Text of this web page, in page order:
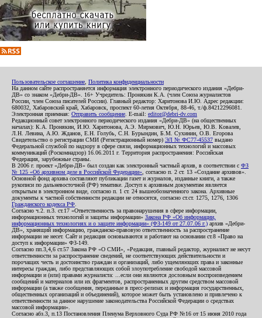
Пользовательское соглашение Политика конфиденциальности
На данном сайте распространяется информация электронного периодического издания «Дебри-
ДВ» со знаком «Дебри-ДВ». 16+ Учредитель: Пронякин К.А. (член Союза журналистов
России, член Союза писателей России). Главный редактор: Харитонова И.Ю. Адрес редакции:
680032, Хабаровский край, Хабаровск, проспект 60-летия Октября, 88-46, т./ф.84212296081.
Электронная приемная: Отправить сообщение . E-mail: editor@debri-dv.com
Редакционный совет электронного периодического издания «Дебри-ДВ» (на общественных
началах): К.А. Пронякин, И.Ю. Харитонова, А.Э. Мирмович, Ю.Н. Юрьев, Ю.В. Ковалев,
Л.Н. Левина, А.Ю. Жданов, Е.Н. Голубь, С.Н. Бурындин, Б.М. Сухинин, О.В. Егорова
Свидетельство о регистрации СМИ (Регистрационный номер) ЭЛ № ФС77-45537 выдано
Федеральной службой по надзору в сфере связи, информационных технологий и массовых
коммуникаций (Роскомнадзор) 16.06.2011 г. Территория распространения: Российская
Федерация, зарубежные страны.
В 2006 г. проект «Дебри-ДВ» был создан как электронный частный архив, в соответствии с ФЗ
№ 125 «Об архивном деле в Российской Федерации» , согласно п. 2 ст. 13 «Создание архивов».
Основной фонд архива составляют публикации газет и журналов, изданные книги, а также
рукописи по дальневосточной (РФ) тематике. Доступ к архивным документам является
открытым в электронном виде, согласно п. 1 ст. 24 вышеобозначенного закона. Архивные
документы к частной собственности редакции не относятся, согласно ст.ст. 1275, 1276, 1306
Гражданского кодекса РФ
Согласно ч.2. п.3. ст.17 «Ответственность за правонарушения в сфере информации,
информационных технологий и защиты информации» Закона РФ «Об информации,
информационных технологиях и о защите информации» (ФЗ-149 от 27.07.06 г.) архив «Дебри-
ДВ», хранящий информацию, гражданско-правовую ответственность за распространение
информации не несет. Сайт и редакция основываются и работают на основании ст.8 «Право на
доступ к информации» ФЗ-149.
Согласно пп.3,4,6 ст.57 Закона РФ «О СМИ», «Редакция, главный редактор, журналист не несут
ответственности за распространение сведений, не соответствующих действительности и
порочащих честь и достоинство граждан и организаций, либо ущемляющих права и законные
интересы граждан, либо представляющих собой злоупотребление свободой массовой
информации и (или) правами журналиста: ...если они являются дословным воспроизведением
сообщений и материалов или их фрагментов, распространенных другим средством массовой
информации (а также сообщения, переданные в пресс-релизах и информация государственных,
общественных организаций и объединений), которое может быть установлено и привлечено к
ответственности за данное нарушение законодательства Российской Федерации о средствах
массовой информации».
Согласно абз.3, п.13 Постановления Пленума Верховного Суда РФ №16 от 15 июня 2010 года